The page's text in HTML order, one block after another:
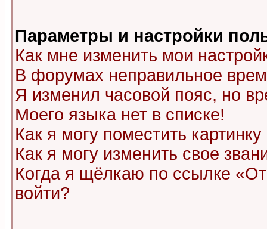
Параметры и настройки
Как мне изменить мои
В форумах неправильное
Я изменил часовой пояс, но
Моего языка нет в списке!
Как я могу поместить
Как я могу изменить свое
Когда я щёлкаю по ссылке
войти?